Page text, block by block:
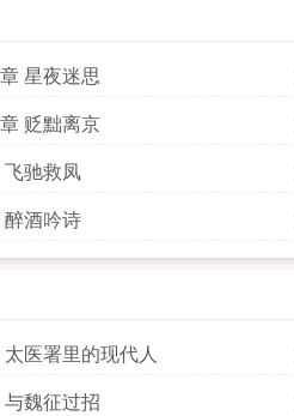
星夜迷思
贬黜离京
驰救凤
酒吟诗
医署里的现代人
魏征过招